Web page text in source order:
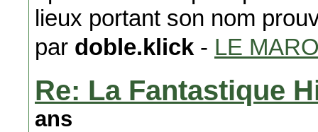
lieux portant son nom
par doble.klick - LE
Re: La Fantastique
ans